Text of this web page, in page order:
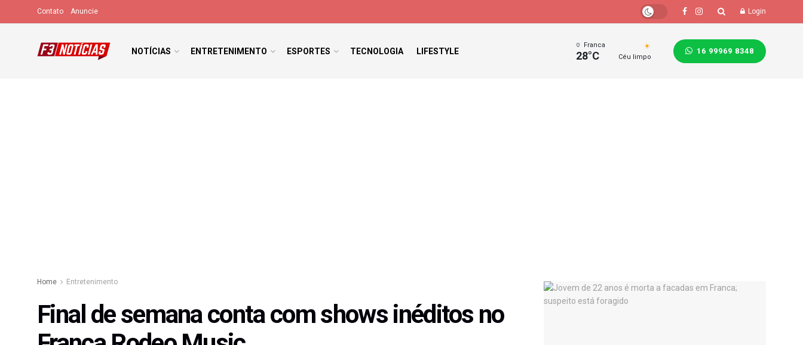
Contato Anuncie Login
NOTÍCIAS ENTRETENIMENTO ESPORTES TECNOLOGIA LIFESTYLE
Franca
28°C Céu limpo
16 99969 8348
Home Entretenimento
Final de semana conta com shows inéditos no